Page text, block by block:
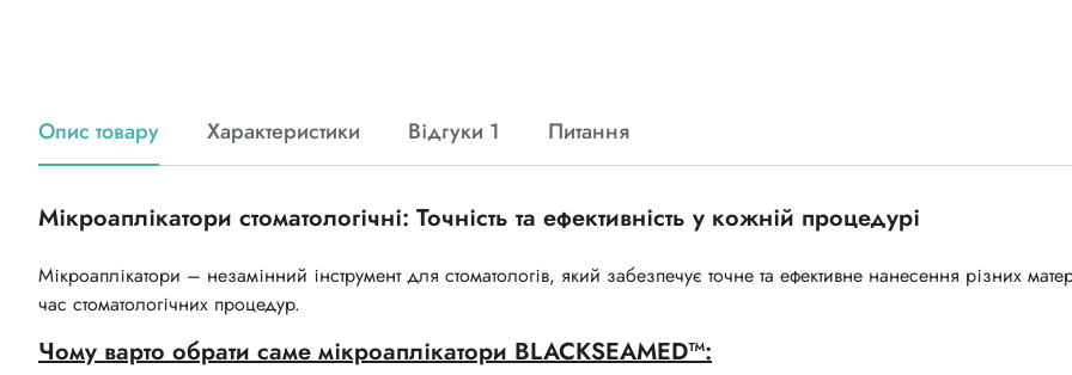
Опис товару Характеристики Відгуки 1 Питання
Мікроаплікатори стоматологічні: Точність та ефективність у кожній процедурі
Мікроаплікатори – незамінний інструмент для стоматологів, який забезпечує точне та ефективне нанесення різних
час стоматологічних процедур.
Чому варто обрати саме мікроаплікатори BLACKSEAMED™: